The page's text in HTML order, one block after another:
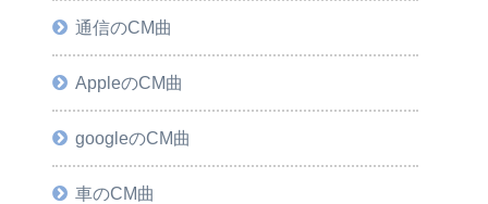
通信のCM曲
AppleのCM曲
googleのCM曲
車のCM曲